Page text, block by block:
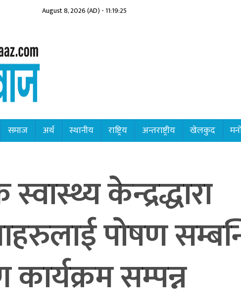
August 8, 2026 (AD) - 11:19:26
समाज अर्थ स्थानीय राष्ट्रिय अन्तराष्ट्रीय खेलकुद
स्वास्थ्य केन्द्रद्धारा
पोषण
सम्पन्न